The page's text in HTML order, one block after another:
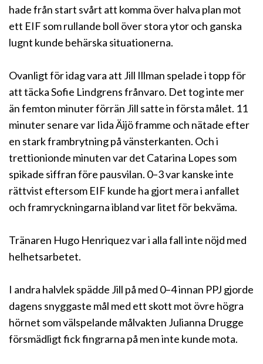
hade från start svårt att komma över halva plan mot
ett EIF som rullande boll över stora ytor och ganska
lugnt kunde behärska situationerna.
Ovanligt för idag vara att Jill Illman spelade i topp för
att täcka Sofie Lindgrens frånvaro. Det tog inte mer
än femton minuter förrän Jill satte in första målet. 11
minuter senare var Iida Äijö framme och nätade efter
en stark frambrytning på vänsterkanten. Och i
trettionionde minuten var det Catarina Lopes som
spikade siffran före pausvilan. 0–3 var kanske inte
rättvist eftersom EIF kunde ha gjort mera i anfallet
och framryckningarna ibland var litet för bekväma.
Tränaren Hugo Henriquez var i alla fall inte nöjd med
helhetsarbetet.
I andra halvlek spädde Jill på med 0–4 innan PPJ gjorde
dagens snyggaste mål med ett skott mot övre högra
hörnet som välspelande målvakten Julianna Drugge
försmädligt fick fingrarna på men inte kunde mota.